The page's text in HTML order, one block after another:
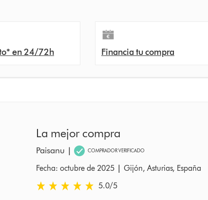
en 24/72h Financia tu compra
La mejor compra
Paisanu | COMPRADOR VERIFICADO
Fecha: octubre de 2025 | Gijón, Asturias, España
5.0 estrellas de 5 de Fecha: octubre de 2025 Ratings
5.0/5